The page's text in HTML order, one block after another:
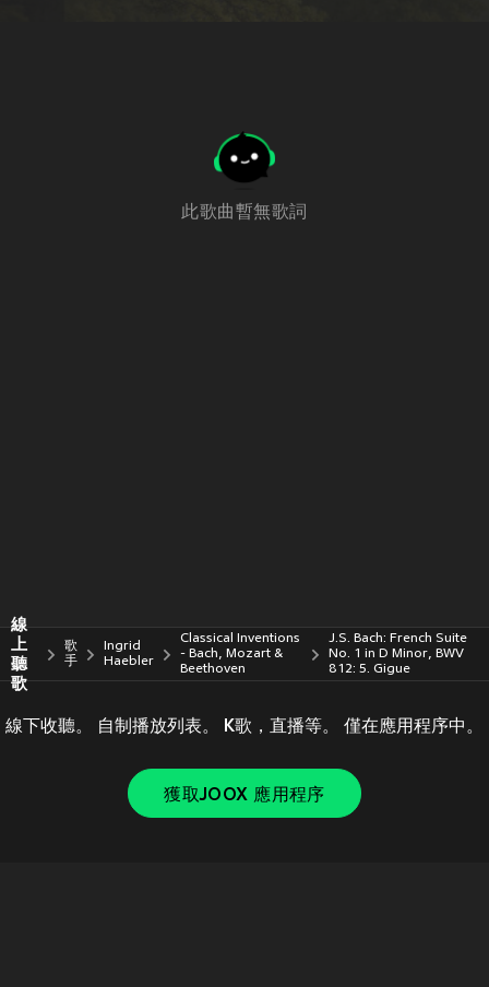
此歌曲暫無歌詞
線
上
聽
歌
歌
手
Ingrid
Haebler
Classical Inventions
- Bach, Mozart &
Beethoven
J.S. Bach: French Suite
No. 1 in D Minor, BWV
812: 5. Gigue
線下收聽。 自制播放列表。 K歌，直播等。 僅在應用程序中。
獲取JOOX 應用程序